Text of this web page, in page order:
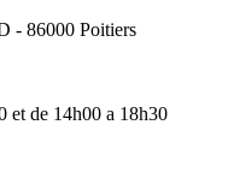
- 86000 Poitiers
et de 14h00 a 18h30